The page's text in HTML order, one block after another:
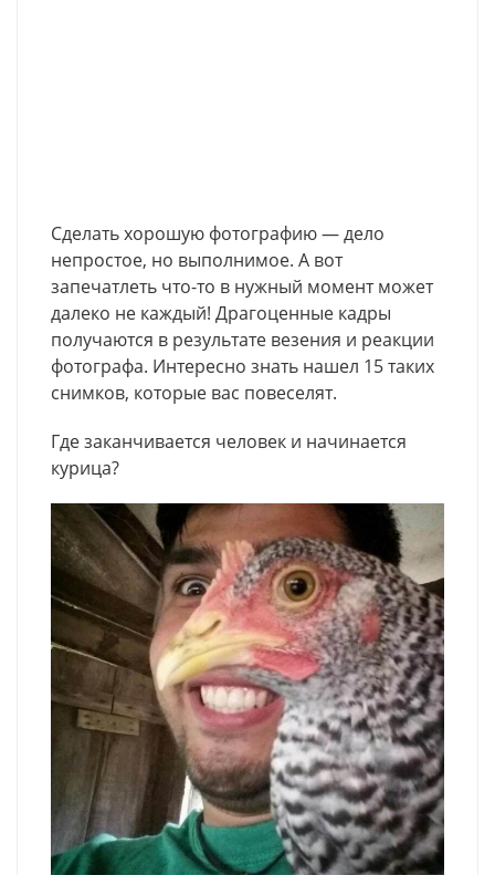
Сделать хорошую фотографию — дело
непростое, но выполнимое. А вот
запечатлеть что-то в нужный момент может
далеко не каждый! Драгоценные кадры
получаются в результате везения и реакции
фотографа. Интересно знать нашел 15 таких
снимков, которые вас повеселят.
Где заканчивается человек и начинается
курица?